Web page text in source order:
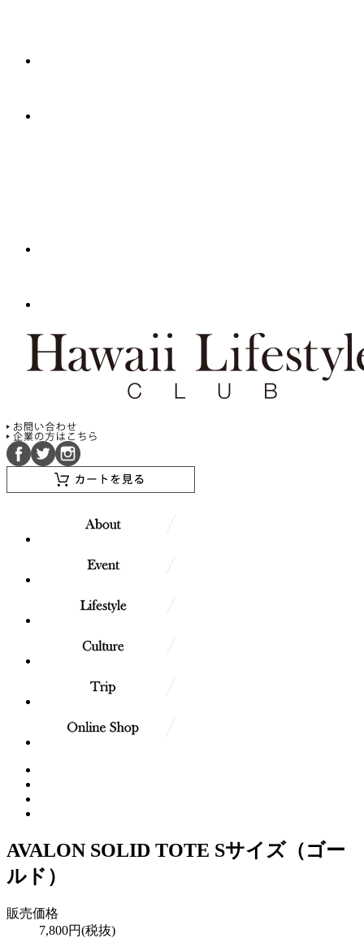
AVALON SOLID TOTE Sサイズ（ゴー
ルド）
販売価格
7,800円(税抜)